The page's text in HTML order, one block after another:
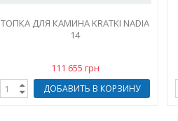
ТОПКА ДЛЯ КАМИНА KRATKI NADIA
14
111 655 грн
ДОБАВИТЬ В КОРЗИНУ